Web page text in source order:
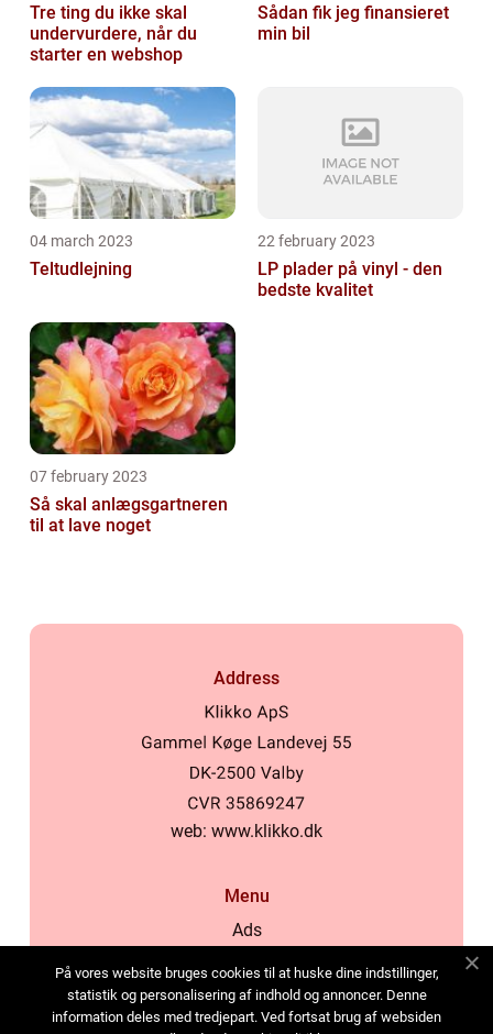
Tre ting du ikke skal
undervurdere, når du
starter en webshop
Sådan fik jeg finansieret
min bil
04 march 2023
Teltudlejning
22 february 2023
LP plader på vinyl - den
bedste kvalitet
07 february 2023
Så skal anlægsgartneren
til at lave noget
Address
web: www.klikko.dk
Menu
Ads
Cookies
Contact
På vores website bruges cookies til at huske dine indstillinger,
statistik og personalisering af indhold og annoncer. Denne
information deles med tredjepart. Ved fortsat brug af websiden